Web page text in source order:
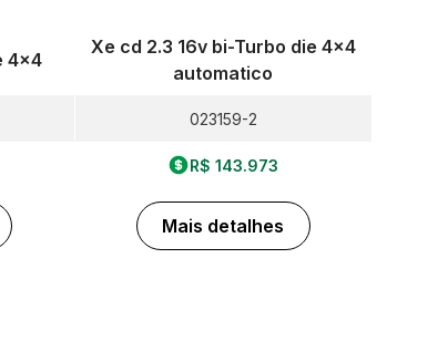
4x4
Xe cd 2.3 16v bi-Turbo die 4x4
automatico
023159-2
R$ 143.973
Mais detalhes